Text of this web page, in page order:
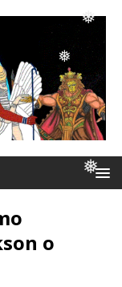
❅
❅
❅
o